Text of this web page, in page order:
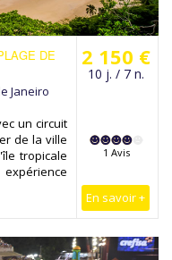
2 150 €
10 j. / 7 n.
1 Avis
En savoir +
DE
Janeiro
un circuit
de la ville
tropicale